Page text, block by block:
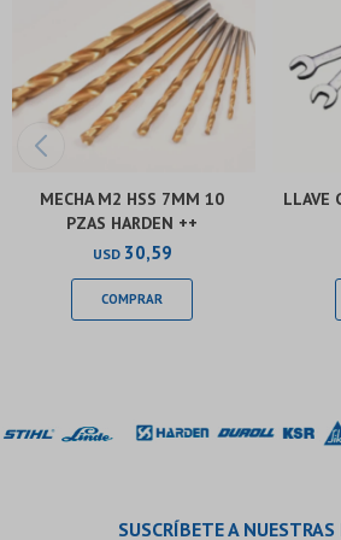
MECHA M2 HSS 7MM 10
PZAS HARDEN ++
USD 30,59
LLAVE
SUSCRÍBETE A